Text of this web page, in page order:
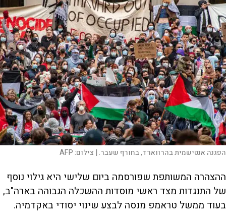
הפגנה אנטישמית בהרווארד, בחורף שעבר. | צילום:AFP
ההצהרה המשותפת שפורסמה ביום שלישי היא גילוי נוסף
של התנגדות מצד ראשי מוסדות ההשכלה הגבוהה בארה"ב,
בעוד ממשל טראמפ מנסה לבצע שינוי יסודי באקדמיה.